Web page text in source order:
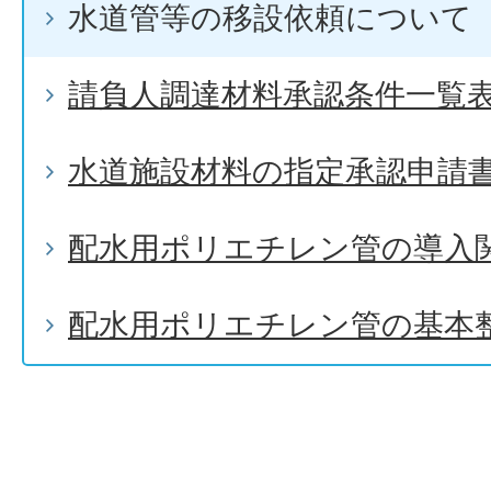
水道管等の移設依頼について
請負人調達材料承認条件一覧
水道施設材料の指定承認申請
配水用ポリエチレン管の導入
配水用ポリエチレン管の基本